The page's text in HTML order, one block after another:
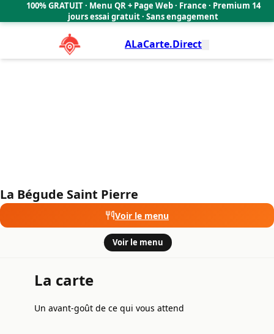
100% GRATUIT · Menu QR + Page Web · France · Premium 14
jours essai gratuit · Sans engagement
ALaCarte.Direct
La Bégude Saint Pierre
Voir le menu
· Voir le menu
La Bégude Saint Pierre
La carte
Un avant-goût de ce qui vous attend